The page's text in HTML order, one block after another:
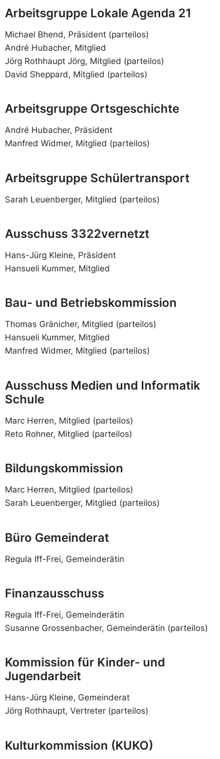
Arbeitsgruppe Lokale Agenda 21
Michael Bhend, Präsident (parteilos)
André Hubacher, Mitglied
Jörg Rothhaupt Jörg, Mitglied (parteilos)
David Sheppard, Mitglied (parteilos)
Arbeitsgruppe Ortsgeschichte
André Hubacher, Präsident
Manfred Widmer, Mitglied (parteilos)
Arbeitsgruppe Schülertransport
Sarah Leuenberger, Mitglied (parteilos)
Ausschuss 3322vernetzt
Hans-Jürg Kleine, Präsident
Hansueli Kummer, Mitglied
Bau- und Betriebskommission
Thomas Gränicher, Mitglied (parteilos)
Hansueli Kummer, Mitglied
Manfred Widmer, Mitglied (parteilos)
Ausschuss Medien und Informatik
Schule
Marc Herren, Mitglied (parteilos)
Reto Rohner, Mitglied (parteilos)
Bildungskommission
Marc Herren, Mitglied (parteilos)
Sarah Leuenberger, Mitglied (parteilos)
Büro Gemeinderat
Regula Iff-Frei, Gemeinderätin
Finanzausschuss
Regula Iff-Frei, Gemeinderätin
Susanne Grossenbacher, Gemeinderätin (parteilos)
Kommission für Kinder- und
Jugendarbeit
Hans-Jürg Kleine, Gemeinderat
Jörg Rothhaupt, Vertreter (parteilos)
Kulturkommission (KUKO)